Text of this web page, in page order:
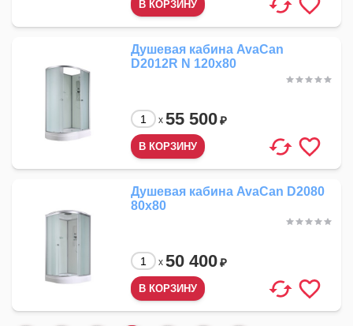
Душевая кабина AvaCan
D2012R N 120x80
x 55 500₽
Душевая кабина AvaCan D2080
80x80
x 50 400₽